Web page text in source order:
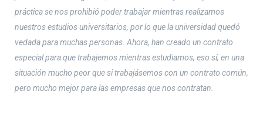
práctica se nos prohibió poder trabajar mientras realizamos
nuestros estudios universitarios, por lo que la universidad quedó
vedada para muchas personas. Ahora, han creado un contrato
especial para que trabajemos mientras estudiamos, eso sí, en una
situación mucho peor que si trabajásemos con un contrato común,
pero mucho mejor para las empresas que nos contratan.